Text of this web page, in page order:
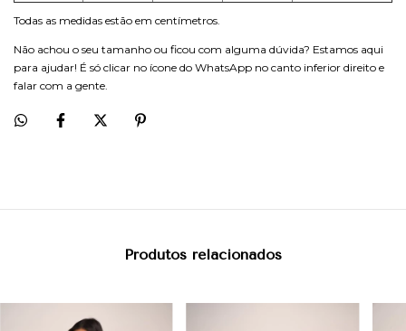
Todas as medidas estão em centímetros.
Não achou o seu tamanho ou ficou com alguma dúvida? Estamos aqui
para ajudar! É só clicar no ícone do WhatsApp no canto inferior direito e
falar com a gente.
Produtos relacionados